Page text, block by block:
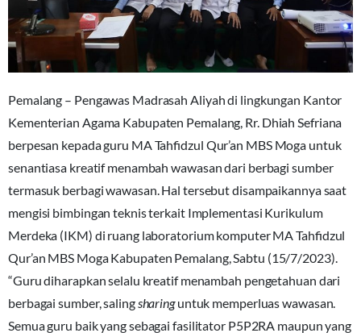
Pemalang – Pengawas Madrasah Aliyah di lingkungan Kantor
Kementerian Agama Kabupaten Pemalang, Rr. Dhiah Sefriana
berpesan kepada guru MA Tahfidzul Qur’an MBS Moga untuk
senantiasa kreatif menambah wawasan dari berbagi sumber
termasuk berbagi wawasan. Hal tersebut disampaikannya saat
mengisi bimbingan teknis terkait Implementasi Kurikulum
Merdeka (IKM) di ruang laboratorium komputer MA Tahfidzul
Qur’an MBS Moga Kabupaten Pemalang, Sabtu (15/7/2023).
“Guru diharapkan selalu kreatif menambah pengetahuan dari
berbagai sumber, saling sharinguntuk memperluas wawasan.
Semua guru baik yang sebagai fasilitator P5P2RA maupun yang